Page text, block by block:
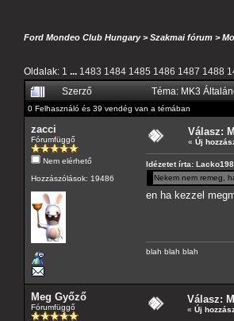
Ford Mondeo Club Hungary>Szakmai fórum >
Oldalak: 1 ... 1483 1484 1485 1486 1487 1488
Szerző
Téma: MK3
0 Felhasználó és 39 vendég van a témában
zacci
Fórumfüggő
Nem elérhető
Hozzászólások: 19486
Válasz:
« Új
Idézetet írta:
Nekem nem remeg,
en ha kezzel
blah blah blah
Meg Győző
Fórumfüggő
Válasz:
« Új